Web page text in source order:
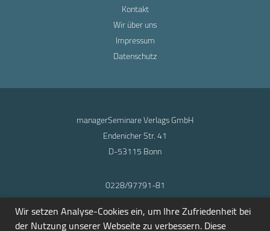
Kontakt
Wir über uns
Impressum
Datenschutz
managerSeminare Verlags GmbH
Endenicher Str. 41
D-53115 Bonn
0228/97791-81
info@seminarmarkt.de
© 2001-2026
Wir setzen Analyse-Cookies ein, um Ihre Zufriedenheit bei
der Nutzung unserer Webseite zu verbessern. Diese